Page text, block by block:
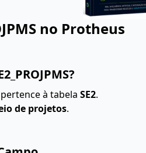
no Protheus
pertence à tabela SE2.
de projetos.